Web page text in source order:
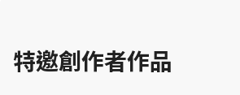
特邀創作者作品